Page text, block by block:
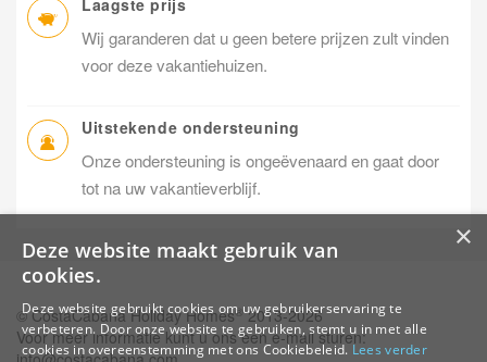
Laagste prijs
Wij garanderen dat u geen betere prijzen zult vinden
voor deze vakantiehuizen.
Uitstekende ondersteuning
Onze ondersteuning is ongeëvenaard en gaat door
tot na uw vakantieverblijf.
© CostaCabana Holiday Homes® 2013-2026
Voor meer informatie kunt u ons een e-mail sturen:
×
Deze website maakt gebruik van
cookies.
Deze website gebruikt cookies om uw gebruikerservaring te
verbeteren. Door onze website te gebruiken, stemt u in met alle
cookies in overeenstemming met ons Cookiebeleid.Lees verder